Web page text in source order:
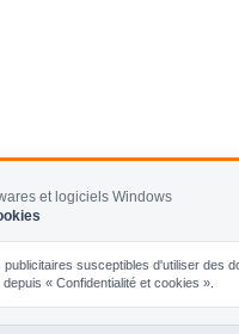
et logiciels Windows
susceptibles d'utiliser
« Confidentialité et cookies ».